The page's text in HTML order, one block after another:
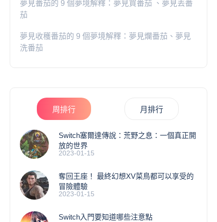
夢見番茄的 9 個夢境解釋：夢見買番茄 、夢見丟番
茄
夢見收穫番茄的 9 個夢境解釋：夢見爛番茄、夢見
洗番茄
周排行 月排行
Switch塞爾達傳說：荒野之息：一個真正開
放的世界
2023-01-15
奪回王座！ 最終幻想XV菜鳥都可以享受的
冒險體驗
2023-01-15
Switch入門要知道哪些注意點